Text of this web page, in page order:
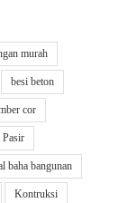
murah
besi beton
cor
Pasir
baha bangunan
Kontruksi